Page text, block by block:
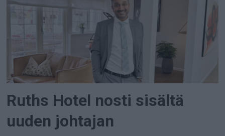
Ruths Hotel nosti sisältä
uuden johtajan